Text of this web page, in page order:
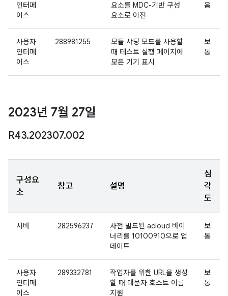
인터페
이스
요소를 MDC-기반 구성
요소로 이전
음
사용자
인터페
이스
288981255
모듈 샤딩 모드를 사용할
때 테스트 실행 페이지에
모든 기기 표시
보
통
2023년 7월 27일
R43.202307.002
구성요
소
참고 설명
심
각
도
서버 282596237
사전 빌드된 acloud 바이
너리를 10100910으로 업
데이트
보
통
사용자
인터페
이스
289332781
작업자를 위한 URL을 생성
할 때 대문자 호스트 이름
지원
보
통